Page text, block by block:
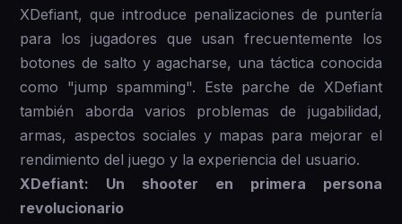
XDefiant, que introduce penalizaciones de puntería
para los jugadores que usan frecuentemente los
botones de salto y agacharse, una táctica conocida
como "jump spamming". Este parche de XDefiant
también aborda varios problemas de jugabilidad,
armas, aspectos sociales y mapas para mejorar el
rendimiento del juego y la experiencia del usuario.
XDefiant: Un shooter en primera persona
revolucionario